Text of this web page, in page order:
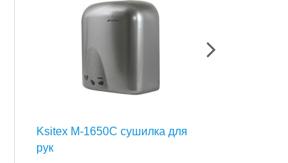
Ksitex M-1650C сушилка для
рук